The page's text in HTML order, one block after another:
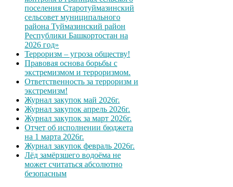
поселения Старотуймазинский
сельсовет муниципального
района Туймазинский район
Республики Башкортостан на
2026 год»
Терроризм – угроза обществу!
Правовая основа борьбы с
экстремизмом и терроризмом.
Ответственность за терроризм и
экстремизм!
Журнал закупок май 2026г.
Журнал закупок апрель 2026г.
Журнал закупок за март 2026г.
Отчет об исполнении бюджета
на 1 марта 2026г.
Журнал закупок февраль 2026г.
Лёд замёрзшего водоёма не
может считаться абсолютно
безопасным